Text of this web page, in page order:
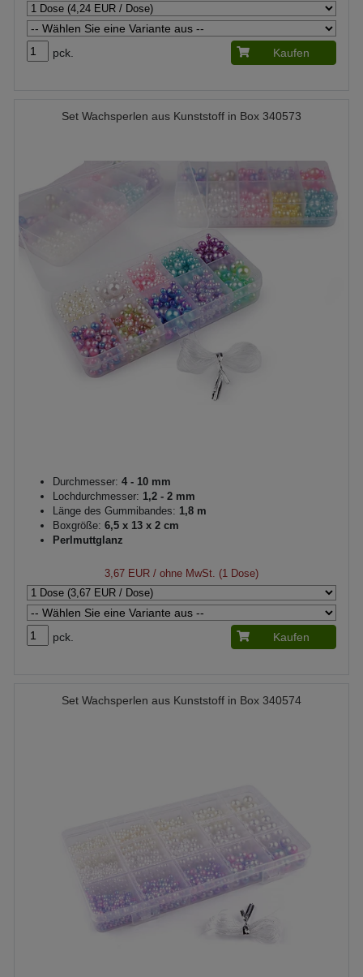
pck. Kaufen
Set Wachsperlen aus Kunststoff in Box 340573
Durchmesser: 4 - 10 mm
Lochdurchmesser: 1,2 - 2 mm
Länge des Gummibandes: 1,8 m
Boxgröße: 6,5 x 13 x 2 cm
Perlmuttglanz
3,67 EUR / ohne MwSt. (1 Dose)
pck. Kaufen
Set Wachsperlen aus Kunststoff in Box 340574